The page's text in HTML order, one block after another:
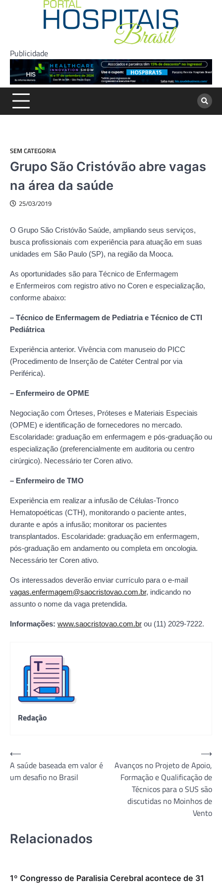
Publicidade
SEM CATEGORIA
Grupo São Cristóvão abre vagas
na área da saúde
25/03/2019
O Grupo São Cristóvão Saúde, ampliando seus serviços,
busca profissionais com experiência para atuação em suas
unidades em São Paulo (SP), na região da Mooca.
As oportunidades são para Técnico de Enfermagem
e Enfermeiros com registro ativo no Coren e especialização,
conforme abaixo:
– Técnico de Enfermagem de Pediatria e Técnico de CTI
Pediátrica
Experiência anterior. Vivência com manuseio do PICC
(Procedimento de Inserção de Catéter Central por via
Periférica).
– Enfermeiro de OPME
Negociação com Órteses, Próteses e Materiais Especiais
(OPME) e identificação de fornecedores no mercado.
Escolaridade: graduação em enfermagem e pós-graduação ou
especialização (preferencialmente em auditoria ou centro
cirúrgico). Necessário ter Coren ativo.
– Enfermeiro de TMO
Experiência em realizar a infusão de Células-Tronco
Hematopoéticas (CTH), monitorando o paciente antes,
durante e após a infusão; monitorar os pacientes
transplantados. Escolaridade: graduação em enfermagem,
pós-graduação em andamento ou completa em oncologia.
Necessário ter Coren ativo.
Os interessados deverão enviar currículo para o e-mail
vagas.enfermagem@saocristovao.com.br, indicando no
assunto o nome da vaga pretendida.
Informações: www.saocristovao.com.br ou (11) 2029-7222.
Redação
Navegação
de
Post
⟵
A saúde baseada em valor é
um desafio no Brasil
Avanços no Projeto de Apoio,
Formação e Qualificação de
Técnicos para o SUS são
discutidas no Moinhos de
Vento
⟶
Relacionados
1º Congresso de Paralisia Cerebral acontece de 31